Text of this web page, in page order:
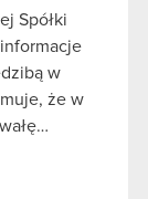
Spółki
informacje
w
że w